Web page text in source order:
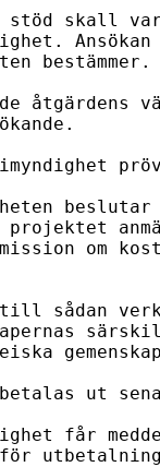
stöd
bestämmer.
åtgärdens
om
sådan
ut
får